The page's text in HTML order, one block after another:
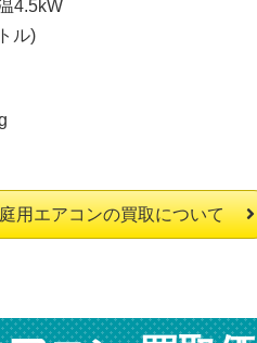
4.5kW
ル)
用エアコンの買取について